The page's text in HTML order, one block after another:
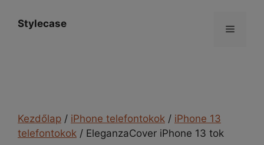
Stylecase Menü
Kezdőlap / iPhone telefontokok / iPhone 13
telefontokok / EleganzaCover iPhone 13 tok